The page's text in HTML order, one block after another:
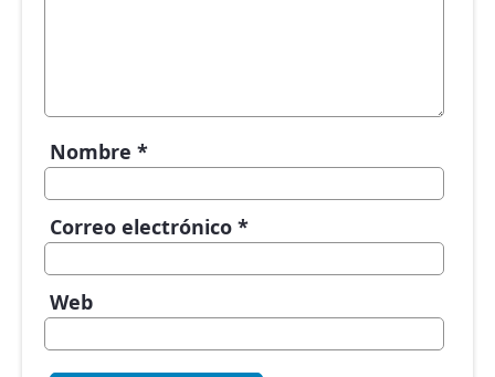
Nombre *
Correo electrónico *
Web